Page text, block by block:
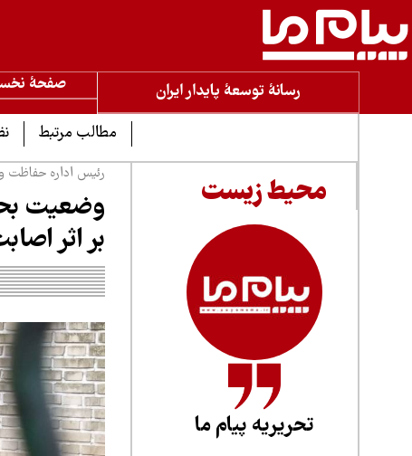
رسانۀ توسعۀ پایدار ایران صفحۀ
مطالب مرتبط
محیط زیست
تحریریه پیام ما
رئیس اداره حفاظت
وضعیت
بر اثر